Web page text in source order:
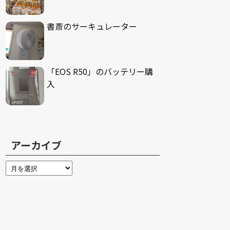
書斎のサーキュレーター
「EOS R50」のバッテリー購
入
アーカイブ